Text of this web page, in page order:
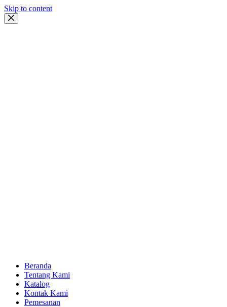
Skip to content
Beranda
Tentang Kami
Katalog
Kontak Kami
Pemesanan